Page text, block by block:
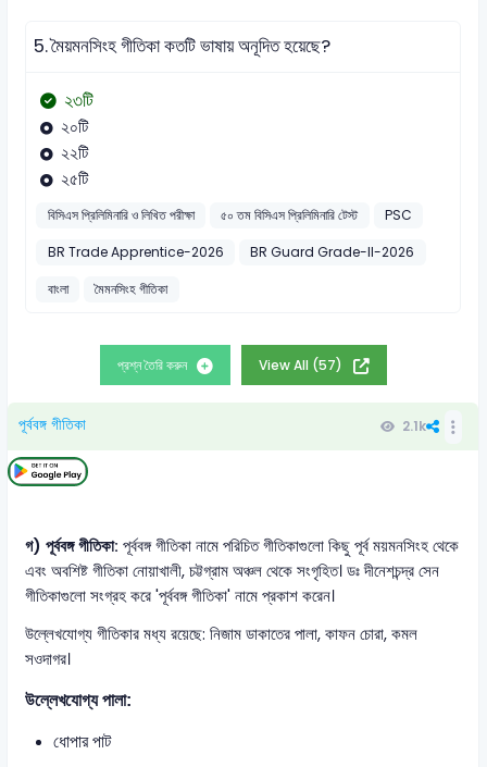
5.মৈয়মনসিংহ গীতিকা কতটি ভাষায় অনূদিত হয়েছে?
২৩টি
২০টি
২২টি
২৫টি
বিসিএস প্রিলিমিনারি ও লিখিত পরীক্ষা ৫০ তম বিসিএস প্রিলিমিনারি টেস্ট
PSC
BR Trade Apprentice-2026
BR Guard Grade-II-2026
বাংলা
মৈমনসিংহ গীতিকা
প্রশ্ন তৈরি করুন View All (57)
পূর্ববঙ্গ গীতিকা 2.1k
গ) পূর্ববঙ্গ গীতিকা:পূর্ববঙ্গ গীতিকা নামে পরিচিত গীতিকাগুলো কিছু পূর্ব ময়মনসিংহ থেকে
এবং অবশিষ্ট গীতিকা নোয়াখালী, চট্টগ্রাম অঞ্চল থেকে সংগৃহিত। ডঃ দীনেশচন্দ্র সেন
গীতিকাগুলো সংগ্রহ করে 'পূর্ববঙ্গ গীতিকা' নামে প্রকাশ করেন।
উল্লেখযোগ্য গীতিকার মধ্য রয়েছে: নিজাম ডাকাতের পালা, কাফন চোরা, কমল
সওদাগর।
উল্লেখযোগ্য পালা:
ধোপার পাট